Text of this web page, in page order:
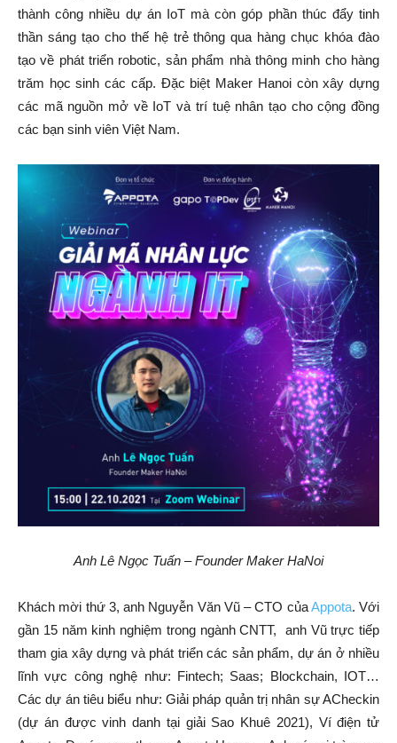
thành công nhiều dự án IoT mà còn góp phần thúc đẩy tinh
thần sáng tạo cho thế hệ trẻ thông qua hàng chục khóa đào
tạo về phát triển robotic, sản phẩm nhà thông minh cho hàng
trăm học sinh các cấp. Đặc biệt Maker Hanoi còn xây dựng
các mã nguồn mở về IoT và trí tuệ nhân tạo cho cộng đồng
các bạn sinh viên Việt Nam.
Anh Lê Ngọc Tuấn – Founder Maker HaNoi
Khách mời thứ 3, anh Nguyễn Văn Vũ – CTO củaAppota. Với
gần 15 năm kinh nghiệm trong ngành CNTT, anh Vũ trực tiếp
tham gia xây dựng và phát triển các sản phẩm, dự án ở nhiều
lĩnh vực công nghệ như: Fintech; Saas; Blockchain, IOT…
Các dự án tiêu biểu như: Giải pháp quản trị nhân sự ACheckin
(dự án được vinh danh tại giải Sao Khuê 2021), Ví điện tử